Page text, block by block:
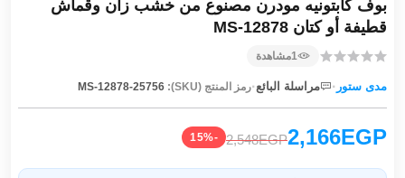
بوف كابتونيه مودرن مصنوع من خشب زان وقماش
قطيفة أو كتان MS-12878
1مشاهدة
مدى ستور · مراسلة البائع·رمز المنتج (SKU): MS-12878-25756
2,166EGP
2,548EGP
-15%